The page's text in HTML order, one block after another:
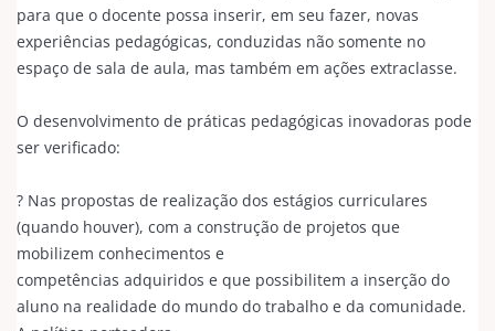
para que o docente possa inserir, em seu fazer, novas
experiências pedagógicas, conduzidas não somente no
espaço de sala de aula, mas também em ações extraclasse.
O desenvolvimento de práticas pedagógicas inovadoras pode
ser verificado:
? Nas propostas de realização dos estágios curriculares
(quando houver), com a construção de projetos que
mobilizem conhecimentos e
competências adquiridos e que possibilitem a inserção do
aluno na realidade do mundo do trabalho e da comunidade.